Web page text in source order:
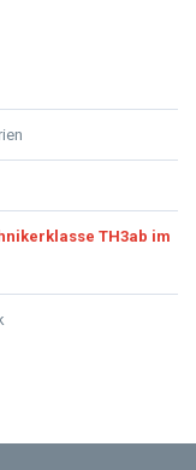
TH3ab im